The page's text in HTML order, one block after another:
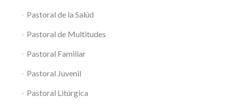
Pastoral de la Salúd
Pastoral de Multitudes
Pastoral Familiar
Pastoral Juvenil
Pastoral Litúrgica